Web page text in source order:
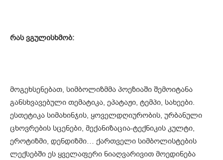
რას ვგულისხმობ:
მოგეხსენებათ, სიმბოლიზმმა პოეზიაში შემოიტანა
განსხვავებული თემატიკა, ეპატაჟი, ტემპი, სახეები.
ესთეტიკა სიმახინჯის, ყოველდღიურობის, ურბანული
ცხოვრების სცენები, მექანიზაცია-ტექნიკის კულტი,
ეროტიზმი, დენდიზმი… ქართველი სიმბოლისტების
ლექსებში ეს ყველაფერი ნიაღვარივით მოედინება